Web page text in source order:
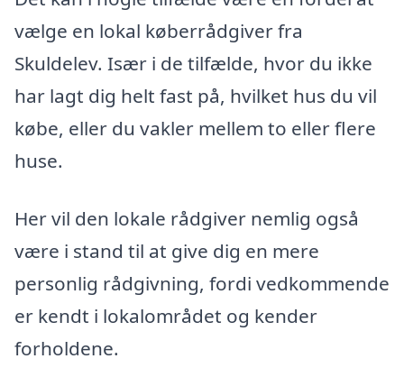
vælge en lokal køberrådgiver fra
Skuldelev. Især i de tilfælde, hvor du ikke
har lagt dig helt fast på, hvilket hus du vil
købe, eller du vakler mellem to eller flere
huse.
Her vil den lokale rådgiver nemlig også
være i stand til at give dig en mere
personlig rådgivning, fordi vedkommende
er kendt i lokalområdet og kender
forholdene.